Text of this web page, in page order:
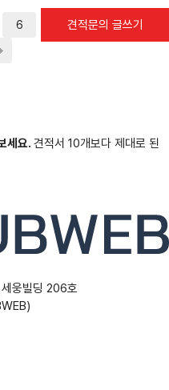
견적문의 글쓰기
6
세요. 견적서 10개보다 제대로 된
웅빌딩 206호